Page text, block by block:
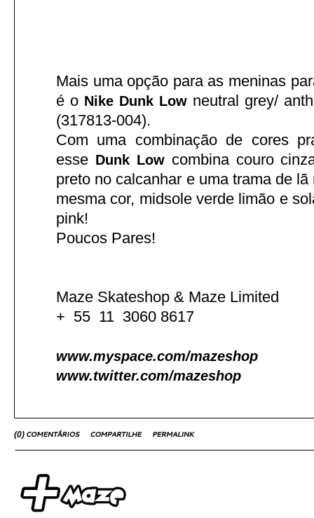
Mais uma opção para as meninas
é o Nike Dunk Low neutral grey/
(317813-004).
Com uma combinação de cores
esse Dunk Lowcombina couro
preto no calcanhar e uma trama de
mesma cor, midsole verde limão e
pink!
Poucos Pares!
Maze Skateshop & Maze Limited
+ 55 11 3060 8617
www.myspace.com/mazeshop
www.twitter.com/mazeshop
(0)